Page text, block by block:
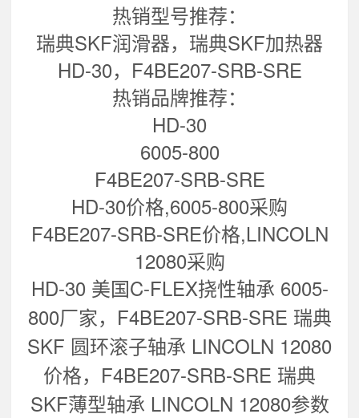
热销型号推荐：
瑞典SKF润滑器，瑞典SKF加热器
HD-30，F4BE207-SRB-SRE
热销品牌推荐：
HD-30
6005-800
F4BE207-SRB-SRE
HD-30价格,6005-800采购
F4BE207-SRB-SRE价格,LINCOLN
12080采购
HD-30 美国C-FLEX挠性轴承 6005-
800厂家， F4BE207-SRB-SRE 瑞典
SKF 圆环滚子轴承 LINCOLN 12080
价格， F4BE207-SRB-SRE 瑞典
SKF薄型轴承 LINCOLN 12080参数